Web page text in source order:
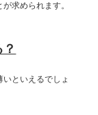
求められます。
といえるでしょ